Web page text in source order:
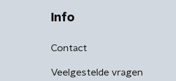
Info
Contact
Veelgestelde vragen